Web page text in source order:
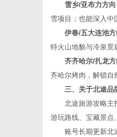
雪乡/亚布力方向
雪项目；也能深入
伊春/五大连池方
特火山地貌与冷泉景
齐齐哈尔/扎龙方
齐哈尔烤肉，解锁自
三、关于北途品
北途旅游攻略主打
游玩路线、宝藏景点
账号长期更新北途